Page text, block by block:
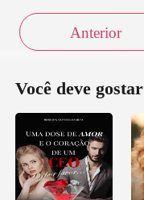
Anterior
Você deve gostar